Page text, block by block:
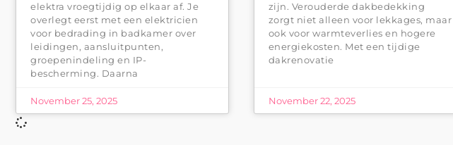
elektra vroegtijdig op elkaar af. Je
overlegt eerst met een elektricien
voor bedrading in badkamer over
leidingen, aansluitpunten,
groepenindeling en IP-
bescherming. Daarna
November 25, 2025
zijn. Verouderde dakbedekking
zorgt niet alleen voor lekkages, maar
ook voor warmteverlies en hogere
energiekosten. Met een tijdige
dakrenovatie
November 22, 2025